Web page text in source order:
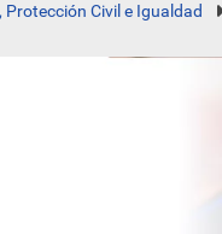
Civil e Igualdad